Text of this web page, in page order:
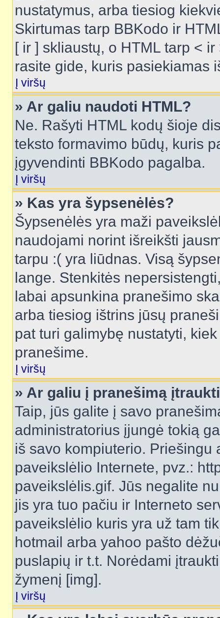
nustatymus, arba tiesiog
Skirtumas tarp BBKodo ir
[ ir ] skliaustų, o HTML tarp <
rasite gide, kuris pasiekiamas
Į viršų
» Ar galiu naudoti HTML?
Ne. Rašyti HTML kodų šioje
teksto formavimo būdų, kuris
įgyvendinti BBKodo pagalba.
Į viršų
» Kas yra šypsenėlės?
Šypsenėlės yra maži
naudojami norint išreikšti
tarpu :( yra liūdnas. Visą
lange. Stenkitės
labai apsunkina pranešimo
arba tiesiog ištrins jūsų
pat turi galimybę nustatyti,
pranešime.
Į viršų
» Ar galiu į pranešimą
Taip, jūs galite į savo
administratorius įjungė tokią
iš savo kompiuterio.
paveikslėlio Internete, pvz.:
paveikslėlis.gif. Jūs negalite
jis yra tuo pačiu ir Interneto
paveikslėlio kuris yra už tam
hotmail arba yahoo pašto
puslapių ir t.t. Norėdami
žymenį [img].
Į viršų